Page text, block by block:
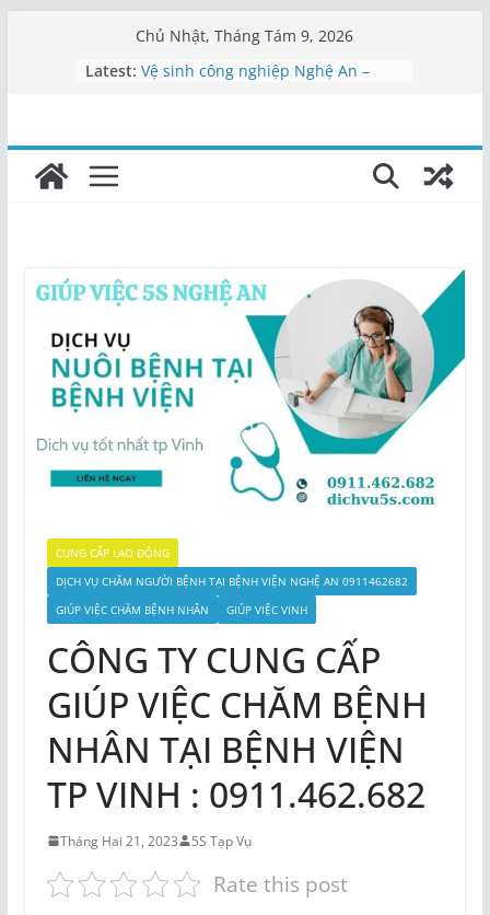
Chủ Nhật, Tháng Tám 9, 2026
Latest: Vệ sinh công nghiệp Nghệ An –
Cung cấp nhân viên vệ sinh Nghệ
CUNG CẤP LAO ĐỘNG
DỊCH VỤ CHĂM NGƯỜI BỆNH TẠI BỆNH VIỆN NGHỆ AN 0911462682
GIÚP VIỆC CHĂM BỆNH NHÂN
GIÚP VIỆC VINH
CÔNG TY CUNG CẤP
GIÚP VIỆC CHĂM BỆNH
NHÂN TẠI BỆNH VIỆN
TP VINH : 0911.462.682
Tháng Hai 21, 2023 5S Tạp Vụ
Rate this post